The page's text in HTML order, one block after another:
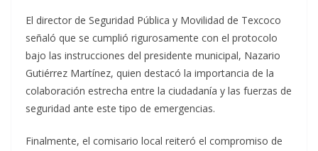
El director de Seguridad Pública y Movilidad de Texcoco
señaló que se cumplió rigurosamente con el protocolo
bajo las instrucciones del presidente municipal, Nazario
Gutiérrez Martínez, quien destacó la importancia de la
colaboración estrecha entre la ciudadanía y las fuerzas de
seguridad ante este tipo de emergencias.
Finalmente, el comisario local reiteró el compromiso de